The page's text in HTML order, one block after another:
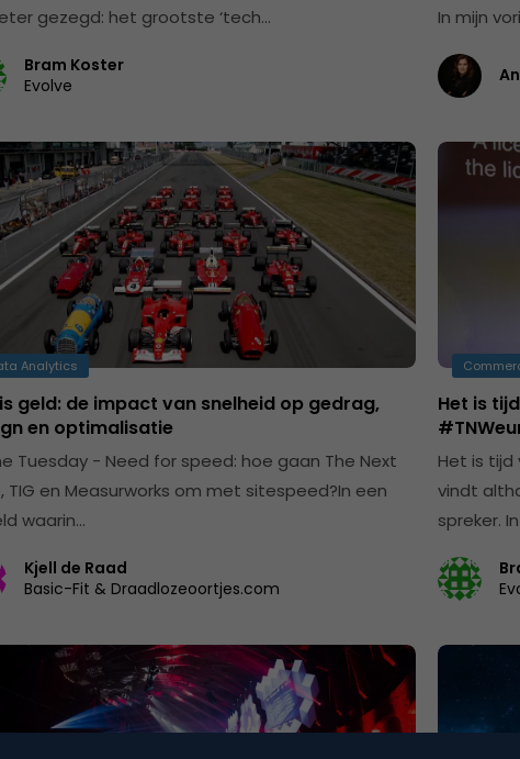
gezegd: het grootste ‘tech…
Bram Koster
Evolve
In mijn
Analytics
geld: de impact van snelheid op gedrag,
en optimalisatie
Tuesday - Need for speed: hoe gaan The Next
TIG en Measurworks om met sitespeed?In een
waarin…
Kjell de Raad
Basic-Fit & Draadlozeoortjes.com
Het is
Het is tijd
vindt
spreker.